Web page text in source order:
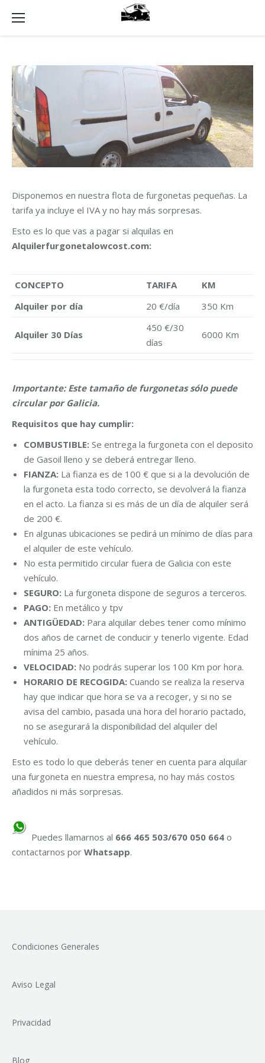
Disponemos en nuestra flota de furgonetas pequeñas. La
tarifa ya incluye el IVA y no hay más sorpresas.
Esto es lo que vas a pagar si alquilas en
Alquilerfurgonetalowcost.com:
CONCEPTO TARIFA
KM
Alquiler por día
20 €/día 350 Km
Alquiler 30 Días
450 €/30
días
6000 Km
Importante: Este tamaño de furgonetas sólo puede
circular por Galicia.
Requisitos que hay cumplir:
COMBUSTIBLE: Se entrega la furgoneta con el deposito
de Gasoil lleno y se deberá entregar lleno.
FIANZA: La fianza es de 100 € que si a la devolución de
la furgoneta esta todo correcto, se devolverá la fianza
en el acto. La fianza si es más de un día de alquiler será
de 200 €.
En algunas ubicaciones se pedirá un mínimo de días para
el alquiler de este vehículo.
No esta permitido circular fuera de Galicia con este
vehículo.
SEGURO: La furgoneta dispone de seguros a terceros.
PAGO: En metálico y tpv
ANTIGÜEDAD: Para alquilar debes tener como mínimo
dos años de carnet de conducir y tenerlo vigente. Edad
mínima 25 años.
VELOCIDAD: No podrás superar los 100 Km por hora.
HORARIO DE RECOGIDA: Cuando se realiza la reserva
hay que indicar que hora se va a recoger, y si no se
avisa del cambio, pasada una hora del horario pactado,
no se asegurará la disponibilidad del alquiler del
vehículo.
Esto es todo lo que deberás tener en cuenta para alquilar
una furgoneta en nuestra empresa, no hay más costos
añadidos ni más sorpresas.
Puedes llamarnos al 666 465 503/670 050 664 o
contactarnos por Whatsapp.
Condiciones Generales
Aviso Legal
Privacidad
Blog